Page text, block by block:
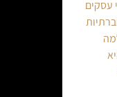
עסקים